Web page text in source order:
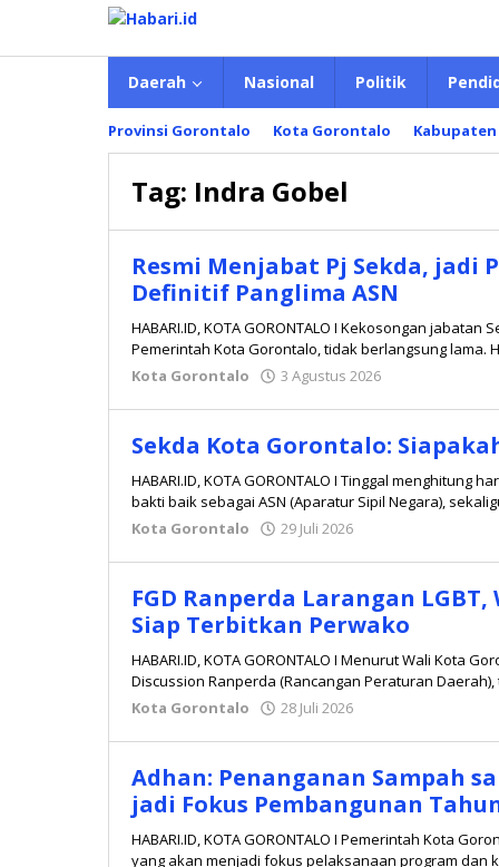
konten
Daerah
Nasional Politik
Provinsi Gorontalo Kota Gorontalo
Tag: Indra Gobel
Resmi Menjabat Pj Sekda, jadi
Definitif Panglima ASN
HABARI.ID, KOTA GORONTALO I Kekosongan
Pemerintah Kota Gorontalo, tidak berlangsung lama.
Kota Gorontalo
3 Agustus 2026
Sekda Kota Gorontalo:
HABARI.ID, KOTA GORONTALO I Tinggal menghitung
bakti baik sebagai ASN (Aparatur Sipil Negara),
Kota Gorontalo
29 Juli 2026
FGD Ranperda Larangan
Siap Terbitkan Perwako
HABARI.ID, KOTA GORONTALO I Menurut Wali Kota
Discussion Ranperda (Rancangan Peraturan
Kota Gorontalo
28 Juli 2026
Adhan: Penanganan Sampah
jadi Fokus Pembangunan
HABARI.ID, KOTA GORONTALO I Pemerintah Kota
yang akan menjadi fokus pelaksanaan program dan